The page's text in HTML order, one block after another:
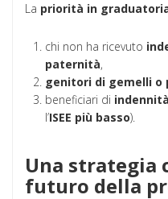
La priorità in
chi non ha ricevuto
paternità,
genitori di gemelli o
beneficiari di indennità
l’ISEE più basso).
Una strategia
futuro della